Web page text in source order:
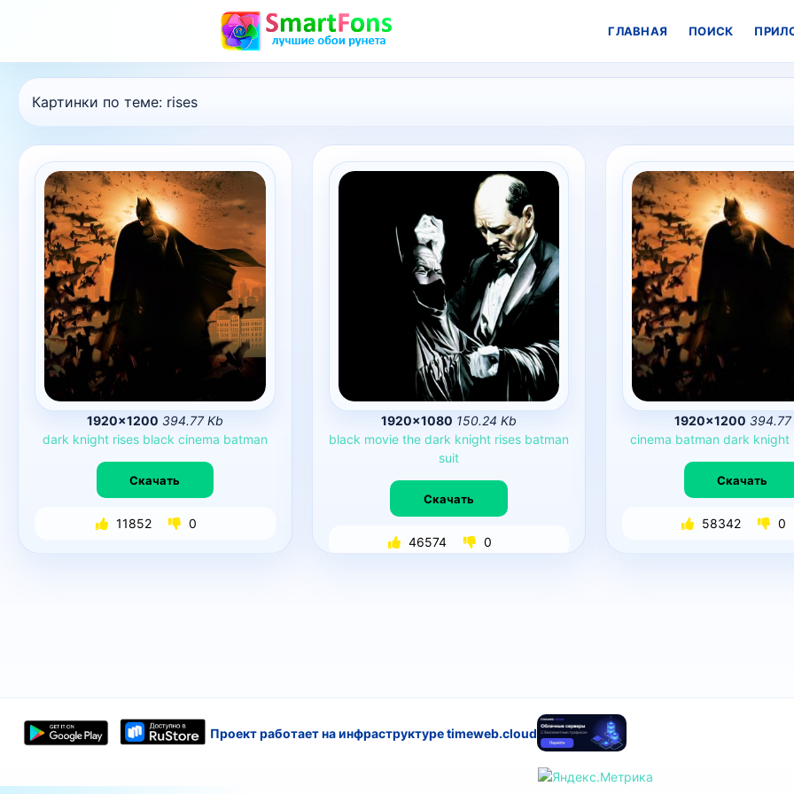
ГЛАВНАЯ ПОИСК
Картинки по теме: rises
1920×1200 394.77 Kb
dark knight rises black cinema batman
Скачать
11852 0
1920×1080 150.24 Kb
black movie the dark knight rises batman
suit
Скачать
46574 0
1920×1200 394.77
cinema batman dark knight
Скачать
58342 0
Проект работает на инфраструктуре timeweb.cloud